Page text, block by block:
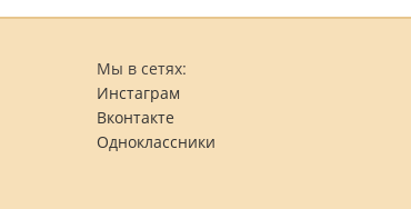
Мы в сетях:
Инстаграм
Вконтакте
Одноклассники